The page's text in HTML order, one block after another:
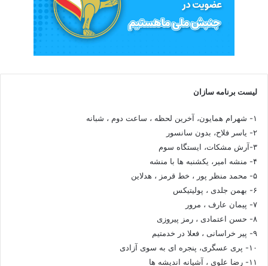
لیست برنامه سازان
۱- شهرام همایون، آخرین لحظه ، ساعت دوم ، شبانه
۲- یاسر فلاح، بدون سانسور
۳-آرش مشکات، ایستگاه سوم
۴- منشه امیر، یکشنبه ها با منشه
۵- محمد منظر پور ، خط قرمز ، هدلاین
۶- بهمن جلدی ، پولیتیکس
۷- پیمان عارف ، مرور
۸- حسن اعتمادی ، رمز پیروزی
۹- پیر خراسانی ، فعلا در خدمتیم
۱۰- پری عسگری، پنجره ای به سوی آزادی
۱۱- رضا علوی ، آشیانه اندیشه ها